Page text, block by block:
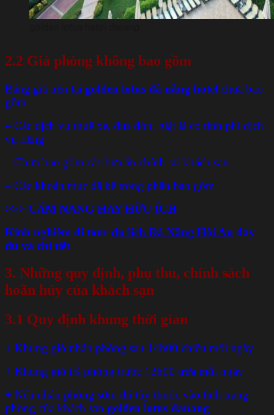
2.2 Giá phòng không bao gồm
Bảng giá trên tại golden lotus đà nẵng hotel chưa bao
gồm
– Các dịch vụ thuê xe, đưa đón, giặt là có tính phí dịch
vụ riêng
– Chưa bao gồm các bữa ăn chính tại khách sạn
– Các khoản mục đã kể trong phần bao gồm
>>> CẨM NANG HAY HỮU ÍCH
Kinh nghiệm đi tour du lịch Đà Nẵng Hội An đầy
đủ và chi tiết
3. Những quy định, phụ thu, chính sách
hoãn hủy của khách sạn
3.1 Quy định khung thời gian
+ Khung giờ nhận phòng sau 14h00 chiều mỗi ngày
+ Khung giờ trả phòng trước 12h00 trưa mỗi ngày
+ Nếu nhận phòng sớm thì tùy thuộc vào tình trạng
phòng của khách sạn golden lotus danang